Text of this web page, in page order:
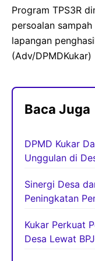
Program TPS3R
persoalan
lapangan
(Adv/DPMDKukar)
Baca Juga
DPMD Kukar
Unggulan di
Sinergi Desa
Peningkatan
Kukar Perkuat
Desa Lewat